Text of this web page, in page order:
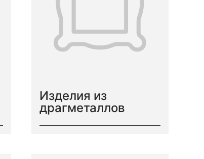
Изделия из
драгметаллов